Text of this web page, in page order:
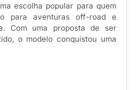
escolha popular para quem
para aventuras off-road e
Com uma proposta de ser
o modelo conquistou uma